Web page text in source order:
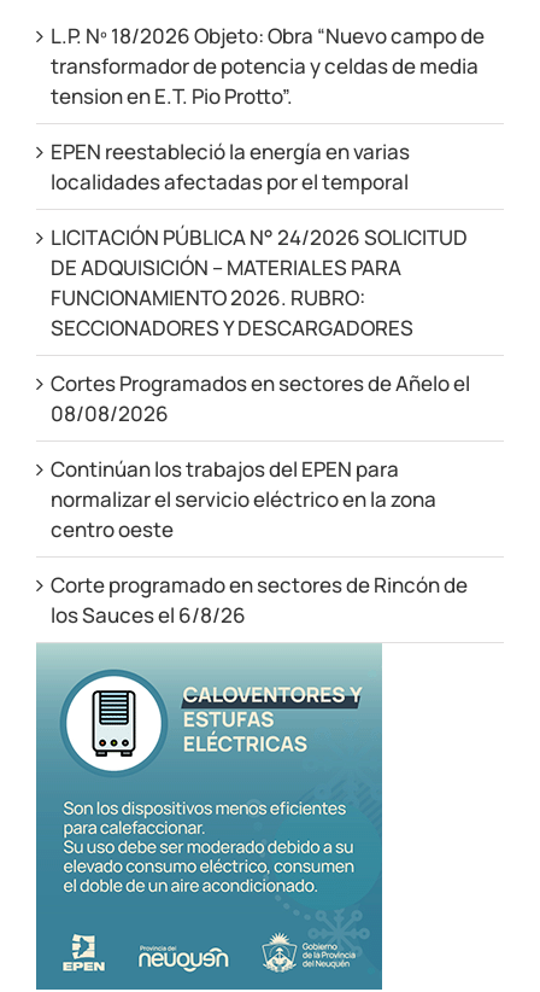
L.P. Nº 18/2026 Objeto: Obra “Nuevo campo de
transformador de potencia y celdas de media
tension en E.T. Pio Protto”.
EPEN reestableció la energía en varias
localidades afectadas por el temporal
LICITACIÓN PÚBLICA N° 24/2026 SOLICITUD
DE ADQUISICIÓN – MATERIALES PARA
FUNCIONAMIENTO 2026. RUBRO:
SECCIONADORES Y DESCARGADORES
Cortes Programados en sectores de Añelo el
08/08/2026
Continúan los trabajos del EPEN para
normalizar el servicio eléctrico en la zona
centro oeste
Corte programado en sectores de Rincón de
los Sauces el 6/8/26